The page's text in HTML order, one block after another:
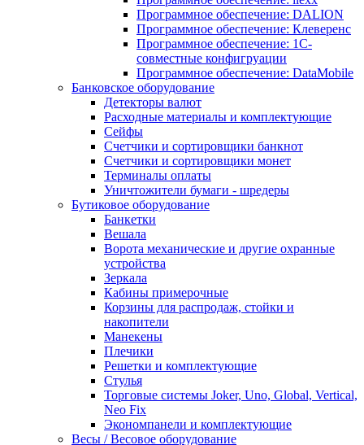
Программное обеспечение: DALION
Программное обеспечение: Клеверенс
Программное обеспечение: 1С-
совместные конфигруации
Программное обеспечение: DataMobile
Банковское оборудование
Детекторы валют
Расходные материалы и комплектующие
Сейфы
Счетчики и сортировщики банкнот
Счетчики и сортировщики монет
Терминалы оплаты
Уничтожители бумаги - шредеры
Бутиковое оборудование
Банкетки
Вешала
Ворота механические и другие охранные
устройства
Зеркала
Кабины примерочные
Корзины для распродаж, стойки и
накопители
Манекены
Плечики
Решетки и комплектующие
Стулья
Торговые системы Joker, Uno, Global, Vertical,
Neo Fix
Экономпанели и комплектующие
Весы / Весовое оборудование